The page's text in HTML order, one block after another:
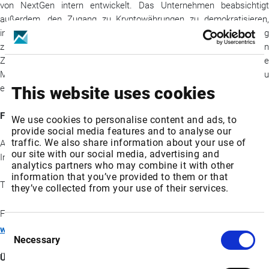
This website uses cookies
We use cookies to personalise content and ads, to
provide social media features and to analyse our
traffic. We also share information about your use of
our site with our social media, advertising and
analytics partners who may combine it with other
information that you’ve provided to them or that
they’ve collected from your use of their services.
Consent
Selection
Necessary
von NextGen intern entwickelt. Das Unternehmen beabsichtigt
außerdem, den Zugang zu Kryptowährungen zu demokratisieren,
indem es Anlegern über ein reguliertes öffentliches Vehikel Zugang
zu einem diversifizierten Korb digitaler Vermögenswerte bietet. Von
Zeit zu Zeit beabsichtigt das Unternehmen auch, andere
Mikrotechnologieplattformen zu evaluieren und zu erwerben oder zu
entwickeln.
Für weitere Informationen
Alexander Tjiang
Interim CEO
Telefon: +1-416 300-7398
For Medienkontakt:info@nextgendigital.ca
www.nextgendigital.ca
Über diese Pressemitteilung: